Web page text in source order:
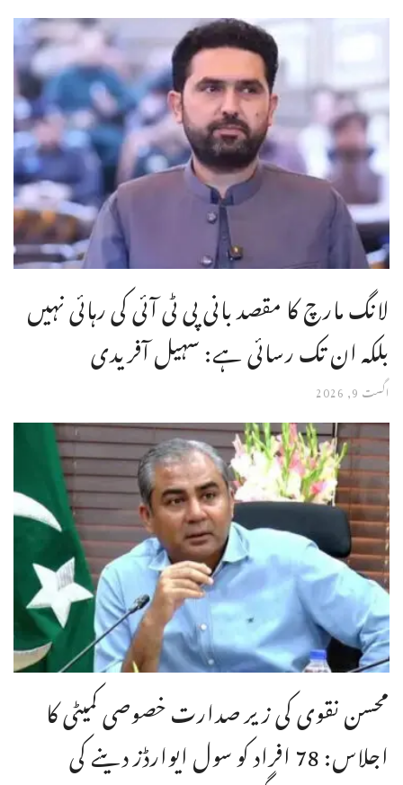
لانگ مارچ کا مقصد بانی پی ٹی آئی کی رہائی نہیں
بلکہ ان تک رسائی ہے: سہیل آفریدی
اگست 9, 2026
محسن نقوی کی زیر صدارت خصوصی کمیٹی کا
اجلاس: 78 افراد کو سول ایوارڈز دینے کی